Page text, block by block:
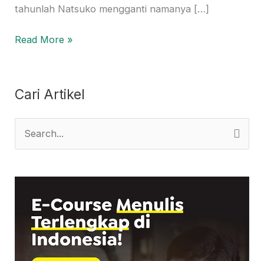
tahunlah Natsuko mengganti namanya […]
Read More »
Cari Artikel
a